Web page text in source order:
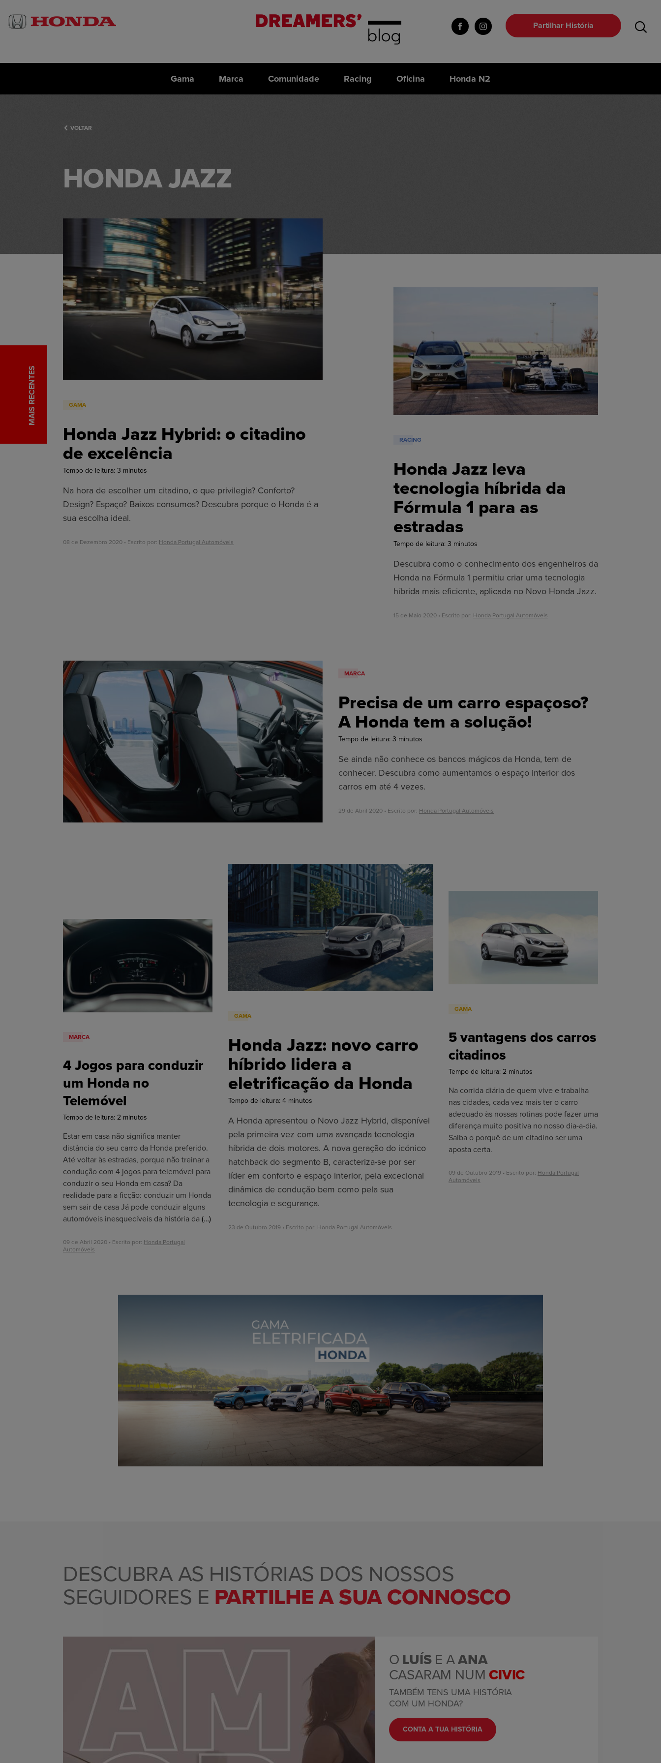
Partilhar História
Gama Marca Comunidade Racing Oficina Honda N2
VOLTAR
HONDA JAZZ
MAIS RECENTES GAMA
Honda Jazz Hybrid: o citadino
de excelência
Tempo de leitura: 3 minutos
Na hora de escolher um citadino, o que privilegia? Conforto?
Design? Espaço? Baixos consumos? Descubra porque o Honda é a
sua escolha ideal.
08 de Dezembro 2020 • Escrito por: Honda Portugal Automóveis
RACING
Honda Jazz leva
tecnologia híbrida da
Fórmula 1 para as
estradas
Tempo de leitura: 3 minutos
Descubra como o conhecimento dos engenheiros da
Honda na Fórmula 1 permitiu criar uma tecnologia
híbrida mais eficiente, aplicada no Novo Honda Jazz.
15 de Maio 2020 • Escrito por: Honda Portugal Automóveis
MARCA
Precisa de um carro espaçoso?
A Honda tem a solução!
Tempo de leitura: 3 minutos
Se ainda não conhece os bancos mágicos da Honda, tem de
conhecer. Descubra como aumentamos o espaço interior dos
carros em até 4 vezes.
29 de Abril 2020 • Escrito por: Honda Portugal Automóveis
MARCA
4 Jogos para conduzir
um Honda no
Telemóvel
Tempo de leitura: 2 minutos
Estar em casa não significa manter
distância do seu carro da Honda preferido.
Até voltar às estradas, porque não treinar a
condução com 4 jogos para telemóvel para
conduzir o seu Honda em casa? Da
realidade para a ficção: conduzir um Honda
sem sair de casa Já pode conduzir alguns
automóveis inesquecíveis da história da (…)
09 de Abril 2020 • Escrito por: Honda Portugal
Automóveis
GAMA
Honda Jazz: novo carro
híbrido lidera a
eletrificação da Honda
Tempo de leitura: 4 minutos
A Honda apresentou o Novo Jazz Hybrid, disponível
pela primeira vez com uma avançada tecnologia
híbrida de dois motores. A nova geração do icónico
hatchback do segmento B, caracteriza-se por ser
líder em conforto e espaço interior, pela excecional
dinâmica de condução bem como pela sua
tecnologia e segurança.
23 de Outubro 2019 • Escrito por: Honda Portugal Automóveis
GAMA
5 vantagens dos carros
citadinos
Tempo de leitura: 2 minutos
Na corrida diária de quem vive e trabalha
nas cidades, cada vez mais ter o carro
adequado às nossas rotinas pode fazer uma
diferença muito positiva no nosso dia-a-dia.
Saiba o porquê de um citadino ser uma
aposta certa.
09 de Outubro 2019 • Escrito por: Honda Portugal
Automóveis
DESCUBRA AS HISTÓRIAS DOS NOSSOS
SEGUIDORES E PARTILHE A SUA CONNOSCO
O LUÍSE AANA
CASARAM NUMCIVIC
TAMBÉM TENS UMA HISTÓRIA
COM UM HONDA?
CONTA A TUA HISTÓRIA